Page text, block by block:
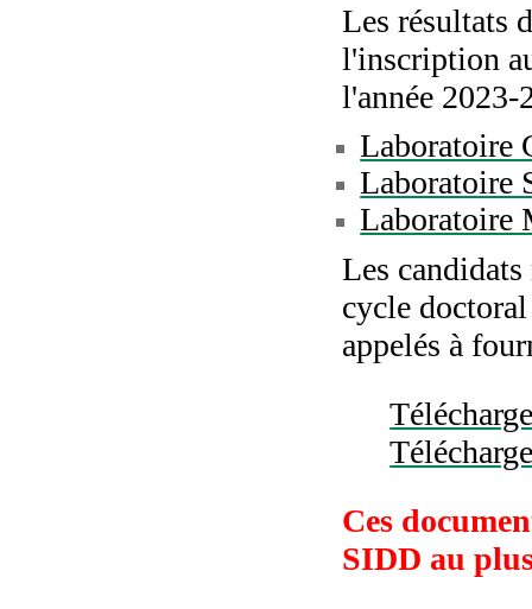
Les résultats
l'inscription
l'année
Laboratoire
Laboratoire
Les
cycle
appelés à
Ces
SIDD au